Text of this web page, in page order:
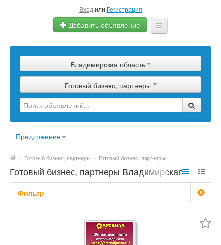
Вход или Регистрация
Добавить объявление
Сырье
Изделия
Оборудование
Владимирская область
Готовый бизнес, партнеры
Предложение
/ Готовый бизнес, партнеры / Готовый бизнес, партнеры
Готовый бизнес, партнеры Владимирская
область
Фильтр